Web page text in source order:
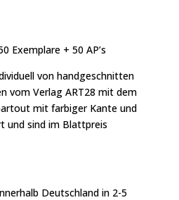
Exemplare + 50 AP’s
von handgeschnitten
vom Verlag ART28 mit dem
mit farbiger Kante und
und sind im Blattpreis
Deutschland in 2-5